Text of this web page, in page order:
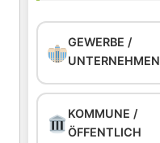
GEWERBE /
UNTERNEHMEN
KOMMUNE /
ÖFFENTLICH